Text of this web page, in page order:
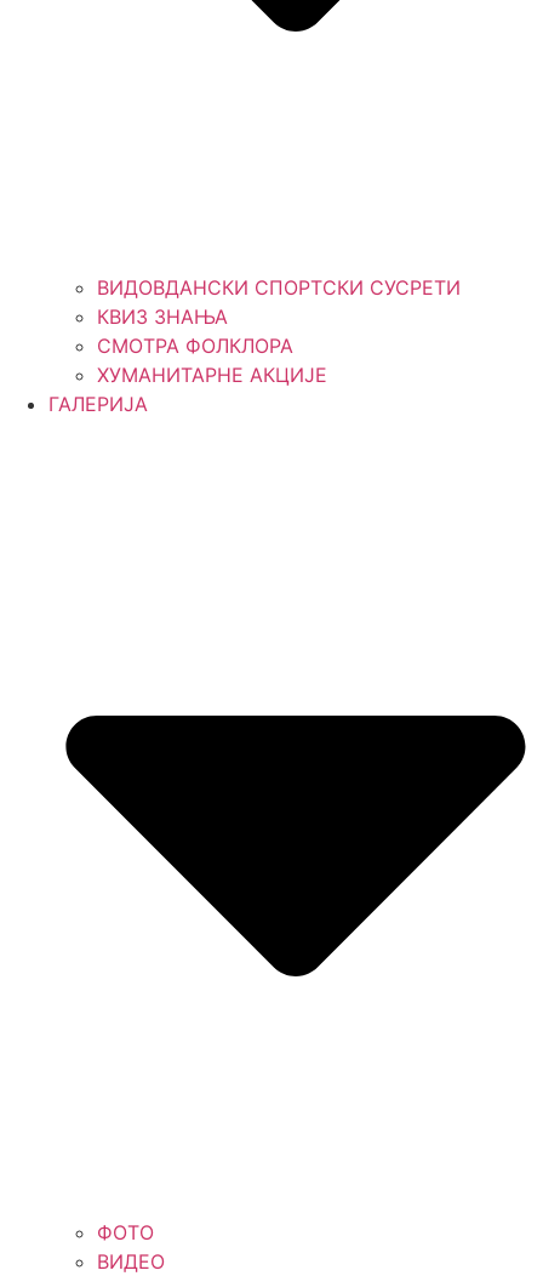
ВИДОВДАНСКИ СПОРТСКИ СУСРЕТИ
КВИЗ ЗНАЊА
СМОТРА ФОЛКЛОРА
ХУМАНИТАРНЕ АКЦИЈЕ
ГАЛЕРИЈА
ФОТО
ВИДЕО